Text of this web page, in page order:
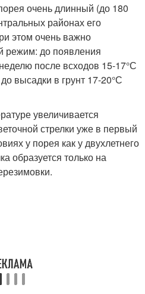
очень длинный (до 180
районах его
этом очень важно
режим: до появления
после всходов 15-17°С
высадки в грунт 17-20°С
увеличивается
стрелки уже в первый
у порея как у двухлетнего
образуется только на